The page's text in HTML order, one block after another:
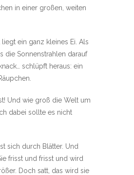
in einer großen, weiten
ein ganz kleines Ei. Als
die Sonnenstrahlen darauf
schlüpft heraus: ein
Und wie groß die Welt um
dabei sollte es nicht
sich durch Blätter. Und
frisst und frisst und wird
Doch satt, das wird sie